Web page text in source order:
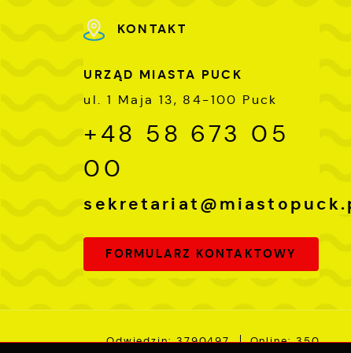
KONTAKT
URZĄD MIASTA PUCK
ul. 1 Maja 13, 84-100 Puck
+48 58 673 05
00
FORMULARZ KONTAKTOWY
Odwiedzin: 3790497 Online: 350